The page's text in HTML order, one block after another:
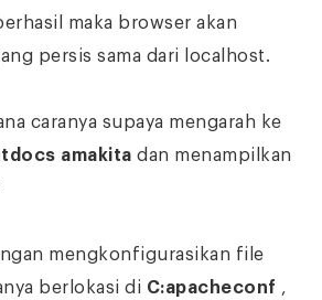
maka browser akan
persis sama dari localhost.
caranya supaya mengarah ke
amakita dan menampilkan
mengkonfigurasikan file
berlokasi di C:apacheconf ,